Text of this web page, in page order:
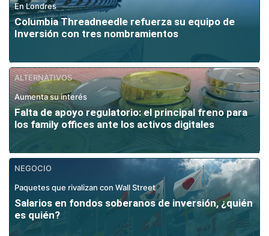
En Londres
Columbia Threadneedle refuerza su equipo de
Inversión con tres nombramientos
ALTERNATIVOS
Aumenta su interés
Falta de apoyo regulatorio: el principal freno para
los family offices ante los activos digitales
NEGOCIO
Paquetes que rivalizan con Wall Street
Salarios en fondos soberanos de inversión, ¿quién
es quién?